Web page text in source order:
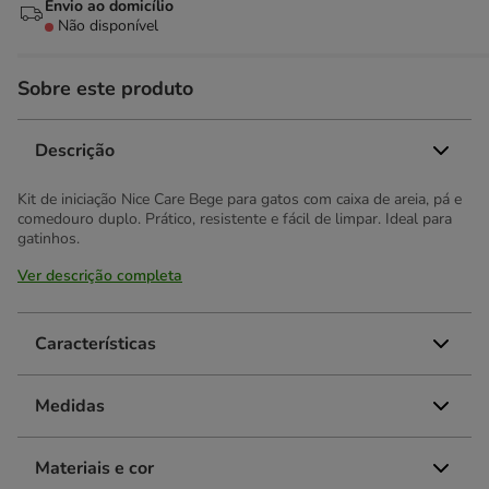
Envio ao domicílio
Não disponível
Sobre este produto
Descrição
Kit de iniciação Nice Care Bege para gatos com caixa de areia, pá e
comedouro duplo. Prático, resistente e fácil de limpar. Ideal para
gatinhos.
Ver descrição completa
Características
Medidas
Materiais e cor